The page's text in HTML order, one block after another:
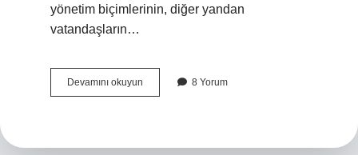
yönetim biçimlerinin, diğer yandan
vatandaşların…
Devamını okuyun
kurul
8 Yorum